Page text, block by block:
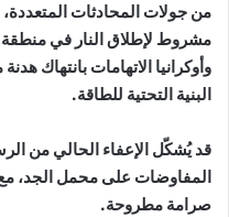
من جولات المحادثات
مشروط لإطلاق النار في منطقة
البنية التحتية للطاقة.
قد يُشكّل الإعفاء الحالي من
المفاوضات على محمل الجد،
صرامة مطروحة.